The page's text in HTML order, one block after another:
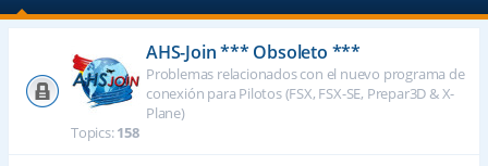
h
AHS-Join *** Obsoleto ***
Problemas relacionados con el nuevo programa de
conexión para Pilotos (FSX, FSX-SE, Prepar3D & X-
Plane)
Topics:158